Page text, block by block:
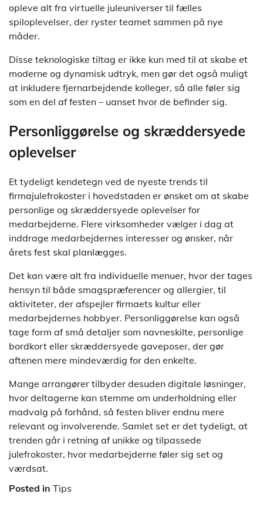
opleve alt fra virtuelle juleuniverser til fælles
spiloplevelser, der ryster teamet sammen på nye
måder.
Disse teknologiske tiltag er ikke kun med til at skabe et
moderne og dynamisk udtryk, men gør det også muligt
at inkludere fjernarbejdende kolleger, så alle føler sig
som en del af festen – uanset hvor de befinder sig.
Personliggørelse og skræddersyede
oplevelser
Et tydeligt kendetegn ved de nyeste trends til
firmajulefrokoster i hovedstaden er ønsket om at skabe
personlige og skræddersyede oplevelser for
medarbejderne. Flere virksomheder vælger i dag at
inddrage medarbejdernes interesser og ønsker, når
årets fest skal planlægges.
Det kan være alt fra individuelle menuer, hvor der tages
hensyn til både smagspræferencer og allergier, til
aktiviteter, der afspejler firmaets kultur eller
medarbejdernes hobbyer. Personliggørelse kan også
tage form af små detaljer som navneskilte, personlige
bordkort eller skræddersyede gaveposer, der gør
aftenen mere mindeværdig for den enkelte.
Mange arrangører tilbyder desuden digitale løsninger,
hvor deltagerne kan stemme om underholdning eller
madvalg på forhånd, så festen bliver endnu mere
relevant og involverende. Samlet set er det tydeligt, at
trenden går i retning af unikke og tilpassede
julefrokoster, hvor medarbejderne føler sig set og
værdsat.
Posted in Tips